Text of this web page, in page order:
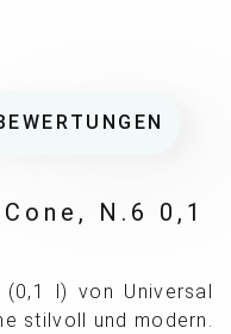
N.6 0,1
l) von Universal
stilvoll und modern.